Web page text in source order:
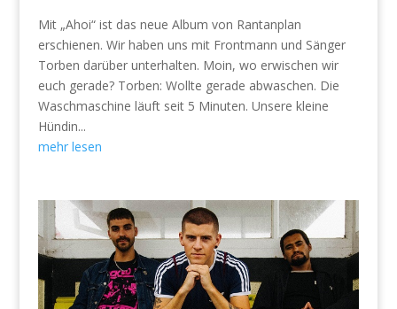
Mit „Ahoi“ ist das neue Album von Rantanplan
erschienen. Wir haben uns mit Frontmann und Sänger
Torben darüber unterhalten. Moin, wo erwischen wir
euch gerade? Torben: Wollte gerade abwaschen. Die
Waschmaschine läuft seit 5 Minuten. Unsere kleine
Hündin...
mehr lesen